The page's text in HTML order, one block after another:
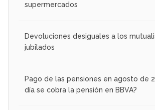
supermercados
Devoluciones desiguales a los
jubilados
Pago de las pensiones en agosto de
día se cobra la pensión en BBVA?